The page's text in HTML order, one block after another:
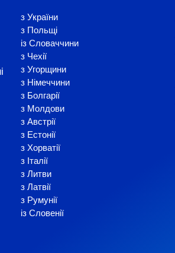
з України
з Польщі
із Словаччини
з Чехії
з Угорщини
з Німеччини
з Болгарії
з Молдови
з Австрії
з Естонії
з Хорватії
з Італії
з Литви
з Латвії
з Румунії
із Словенії